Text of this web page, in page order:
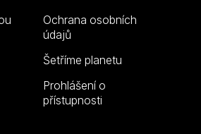
Ochrana osobních
údajů
Šetříme planetu
Prohlášení o
přístupnosti